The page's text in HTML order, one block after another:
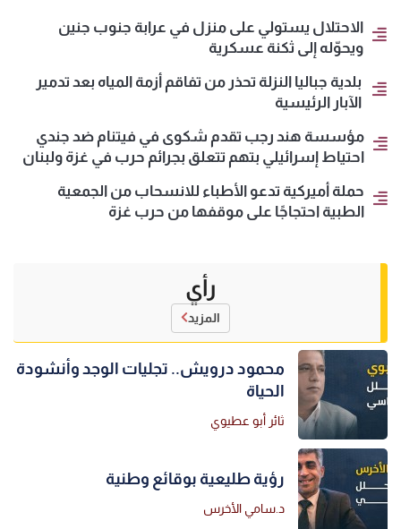
الاحتلال يستولي على منزل في عرابة جنوب جنين
ويحوّله إلى ثكنة عسكرية
بلدية جباليا النزلة تحذر من تفاقم أزمة المياه بعد تدمير
الآبار الرئيسية
مؤسسة هند رجب تقدم شكوى في فيتنام ضد جندي
احتياط إسرائيلي بتهم تتعلق بجرائم حرب في غزة ولبنان
حملة أميركية تدعو الأطباء للانسحاب من الجمعية
الطبية احتجاجًا على موقفها من حرب غزة
رأي
المزيد
محمود درويش.. تجليات الوجد وأنشودة
الحياة
ثائر أبو عطيوي
رؤية طليعية بوقائع وطنية
د.سامي الأخرس